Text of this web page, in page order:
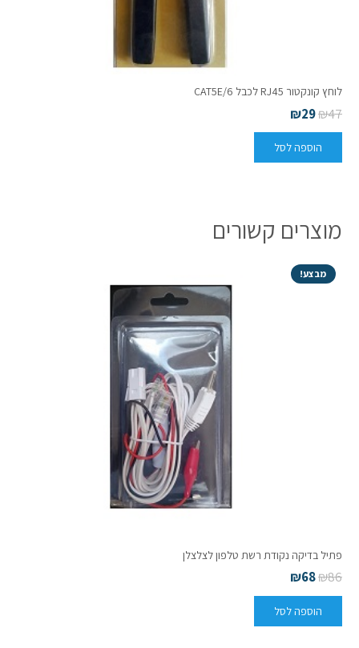
לוחץ קונקטור RJ45 לכבל CAT5E/6
₪47
₪29
הוספה לסל
מוצרים קשורים
מבצע!
פתיל בדיקה נקודת רשת טלפון לצלצלן
₪86
₪68
הוספה לסל